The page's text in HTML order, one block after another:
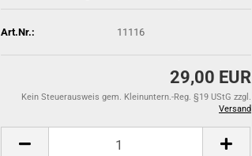
Art.Nr.: 11116
29,00 EUR
Kein Steuerausweis gem. Kleinuntern.-Reg. §19 UStG zzgl.
Versand